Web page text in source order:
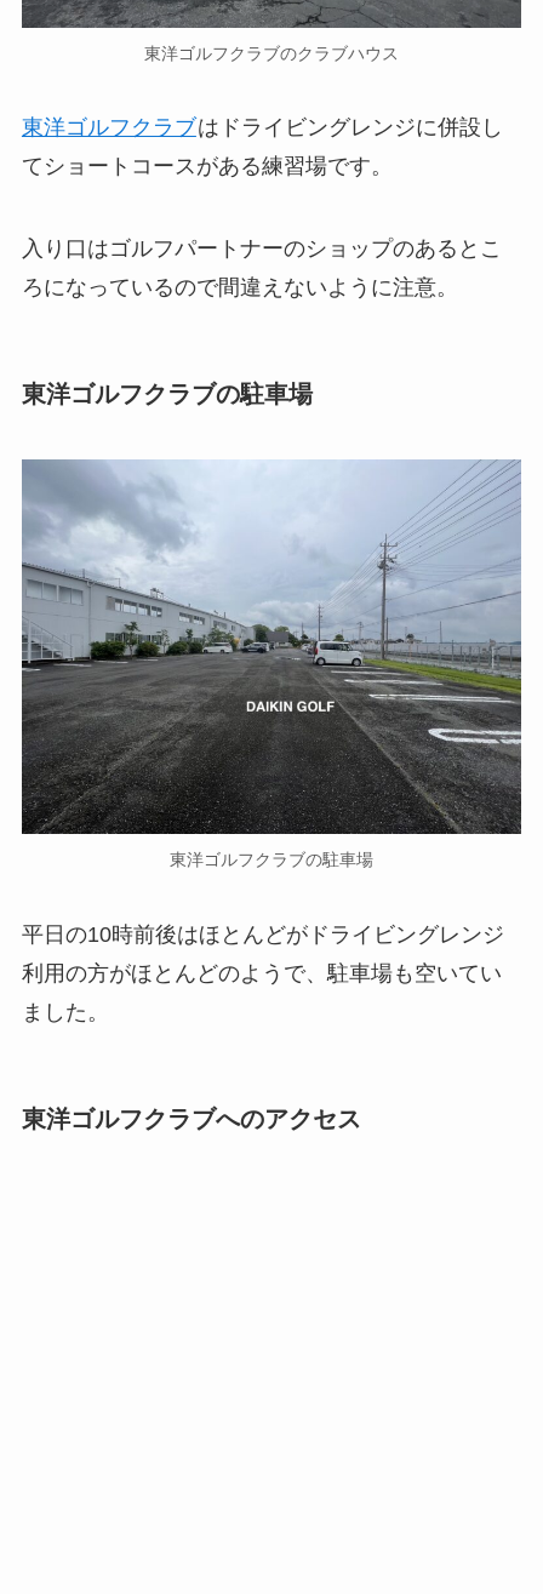
東洋ゴルフクラブのクラブハウス
東洋ゴルフクラブはドライビングレンジに併設し
てショートコースがある練習場です。
入り口はゴルフパートナーのショップのあるとこ
ろになっているので間違えないように注意。
東洋ゴルフクラブの駐車場
東洋ゴルフクラブの駐車場
平日の10時前後はほとんどがドライビングレンジ
利用の方がほとんどのようで、駐車場も空いてい
ました。
東洋ゴルフクラブへのアクセス